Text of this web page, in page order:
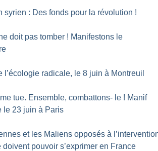
syrien : Des fonds pour la révolution !
doit pas tomber ! Manifestons le
l’écologie radicale, le 8 juin à Montreuil
tue. Ensemble, combattons- le ! Manif
le 23 juin à Paris
et les Maliens opposés à
doivent pouvoir s’exprimer en France